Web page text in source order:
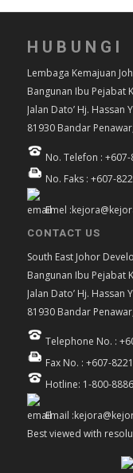
HUBUNGI
Lembaga Kemajuan
Bangunan Ibu Pejabat
Jalan Dato’ Hj. Hassan
81930 Bandar
No. Telefon :
No. Faks : +607-
Emel
CONTACT US
South East Johor
Bangunan Ibu Pejabat
Jalan Dato’ Hj. Hassan
81930 Bandar
Telephone No. :
Fax No. : +607-
Hotline: 1-800-
Email
Best viewed with